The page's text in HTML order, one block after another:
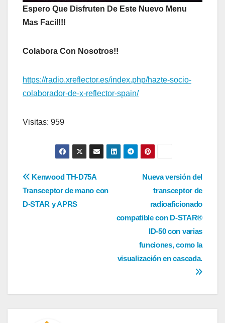
Espero Que Disfruten De Este Nuevo Menu
Mas Facil!!!
Colabora Con Nosotros!!
https://radio.xreflector.es/index.php/hazte-socio-
colaborador-de-x-reflector-spain/
Visitas: 959
Navegación
de
Nueva versión del
transceptor de
radioaficionado
compatible con D-STAR®
ID-50 con varias
funciones, como la
visualización en cascada.
Kenwood TH-D75A
Transceptor de mano con
D-STAR y APRS